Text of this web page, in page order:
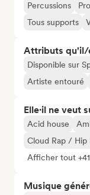
Percussions
Tous supports
Attributs qu'il/
Disponible sur
Artiste entouré
Elle·il ne veut
Acid house
Cloud Rap / Hip
Afficher tout +41
Musique